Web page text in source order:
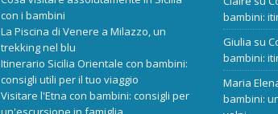
con i bambini
La Piscina di Venere a Milazzo, un
trekking nel blu
Itinerario Sicilia Orientale con bambini:
consigli utili per il tuo viaggio
Visitare l'Etna con bambini: consigli per
bambini:
Giulia su
bambini:
Maria
bambini: